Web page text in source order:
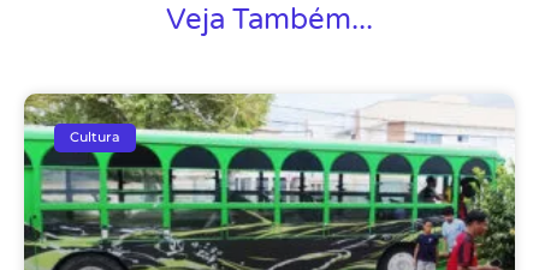
Veja Também...
Cultura